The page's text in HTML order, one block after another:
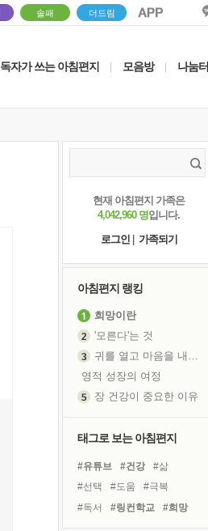
솔패 더드림
독자가 쓰는 아침편지 모음방 나눔터
현재 아침편지 가족은
4,042,960 명입니다.
로그인
가족되기
아침편지 랭킹
희망이란
'모른다'는 것
귀를 열고 마음을 내어주고
영적 성장의 여정
장 건강이 중요한 이유
태그로 보는 아침편지
#유튜브 #건강
#삶
#선택
#도움
#극복
#독서
#링컨학교
#희망